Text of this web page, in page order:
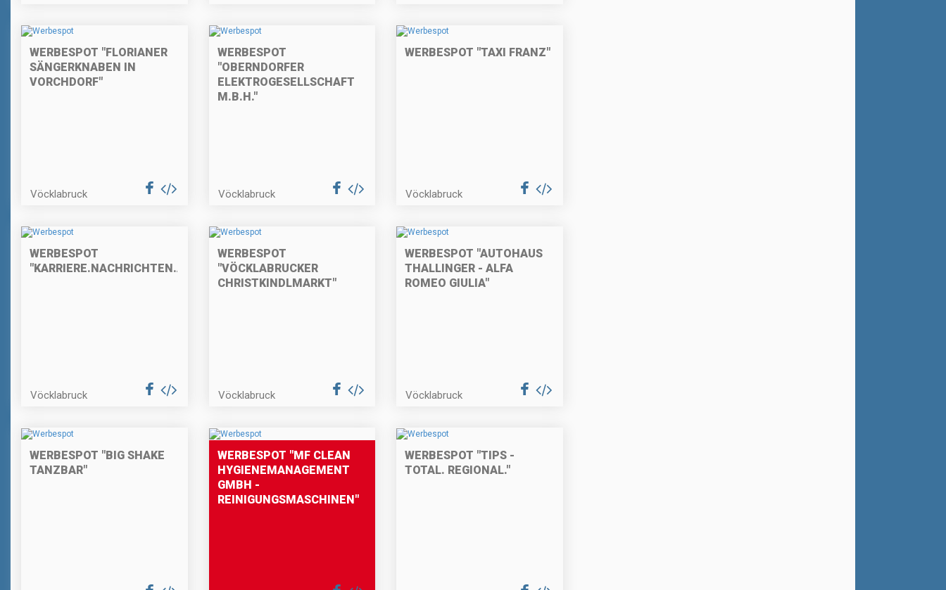
WERBESPOT "FLORIANER
SÄNGERKNABEN IN
VORCHDORF"
Vöcklabruck
WERBESPOT
"OBERNDORFER
ELEKTROGESELLSCHAFT
M.B.H."
Vöcklabruck
WERBESPOT "TAXI FRANZ"
Vöcklabruck
WERBESPOT
"KARRIERE.NACHRICHTEN.AT"
Vöcklabruck
WERBESPOT
"VÖCKLABRUCKER
CHRISTKINDLMARKT"
Vöcklabruck
WERBESPOT "AUTOHAUS
THALLINGER - ALFA
ROMEO GIULIA"
Vöcklabruck
WERBESPOT "BIG SHAKE
TANZBAR"
WERBESPOT "MF CLEAN
HYGIENEMANAGEMENT
GMBH -
REINIGUNGSMASCHINEN"
WERBESPOT "TIPS -
TOTAL. REGIONAL."